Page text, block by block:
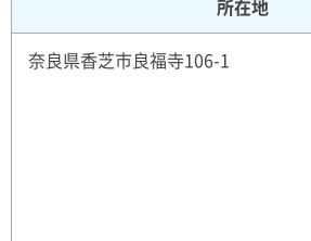
所在地
奈良県香芝市良福寺106-1